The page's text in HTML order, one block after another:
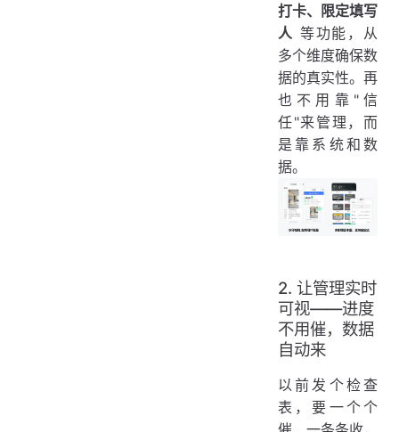
打卡、限定填写
人 等功能，从
多个维度确保数
据的真实性。再
也不用靠"信
任"来管理，而
是靠系统和数
据。
2. 让管理实时
可视——进度
不用催，数据
自动来
以前发个检查
表，要一个个